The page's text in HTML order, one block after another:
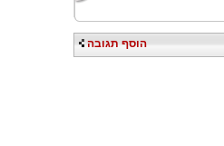
הוסף תגובה